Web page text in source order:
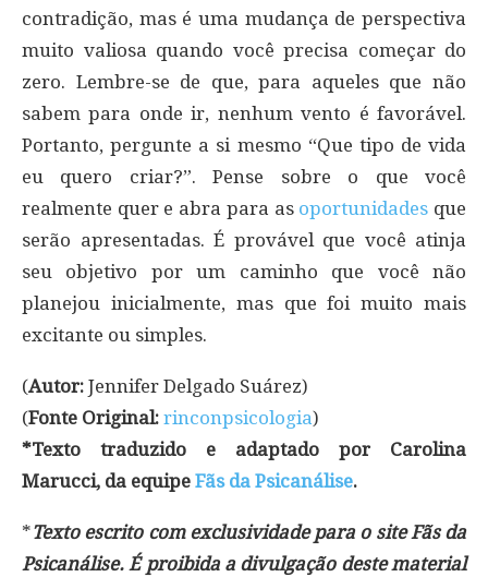
contradição, mas é uma mudança de perspectiva
muito valiosa quando você precisa começar do
zero. Lembre-se de que, para aqueles que não
sabem para onde ir, nenhum vento é favorável.
Portanto, pergunte a si mesmo “Que tipo de vida
eu quero criar?”. Pense sobre o que você
realmente quer e abra para as oportunidades que
serão apresentadas. É provável que você atinja
seu objetivo por um caminho que você não
planejou inicialmente, mas que foi muito mais
excitante ou simples.
(Autor: Jennifer Delgado Suárez)
(Fonte Original: rinconpsicologia)
*Texto traduzido e adaptado por Carolina
Marucci, da equipe Fãs da Psicanálise.
*Texto escrito com exclusividade para o site Fãs da
Psicanálise. É proibida a divulgação deste material